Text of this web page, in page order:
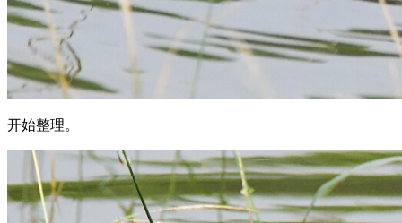
开始整理。